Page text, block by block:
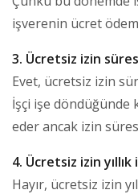
işverenin ücret
3. Ücretsiz izin
Evet, ücretsiz izin
İşçi işe döndüğünde
eder ancak izin
4. Ücretsiz izin
Hayır, ücretsiz izin